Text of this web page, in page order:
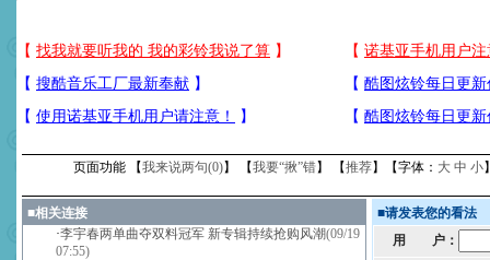
页面功能 【我来说两句(0)】 【我要“揪”错】 【推荐】【字体： 大 中 小
■相关连接
·李宇春两单曲夺双料冠军 新专辑持续抢购风潮(09/19
07:55)
■请发表您的看法
用 户：